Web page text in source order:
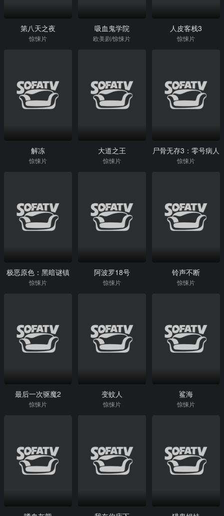
第八天之夜
惊悚片
吸血鬼学院
欧美剧/惊悚片
人皮客栈3
惊悚片
解冻
惊悚片
大道之王
惊悚片
尸骨无存3：零号病人
惊悚片
极恶原色：黑暗谜镇
惊悚片
阿波罗18号
惊悚片
铃声不断
惊悚片
最后一次驱魔2
惊悚片
变蚊人
惊悚片
鲨海
惊悚片